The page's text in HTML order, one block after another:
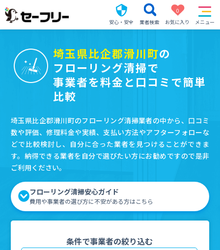
安心・安全 業者検索
0
お気に入り
メニュー
埼玉県比企郡滑川町の
フローリング清掃で
事業者を料金と口コミで簡単
比較
埼玉県比企郡滑川町のフローリング清掃業者の中から、口コミ
数や評価、修理料金や実績、支払い方法やアフターフォローな
どで比較検討し、自分に合った業者を見つけることができま
す。納得できる業者を自分で選びたい方にお勧めですので是非
ご利用ください。
フローリング清掃安心ガイド
費用や事業者の選び方に不安がある方はこちら
条件で事業者の絞り込む